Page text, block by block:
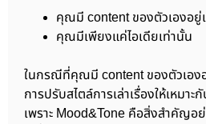
คุณมี content ของตัวเองอยู่
คุณมีเพียงแค่ไอเดียเท่านั้น
ในกรณีที่คุณมี content ของตัวเอง
การปรับสไตล์การเล่าเรื่องให้เหมา
เพราะ Mood&Tone คือสิ่งสำคัญอย่